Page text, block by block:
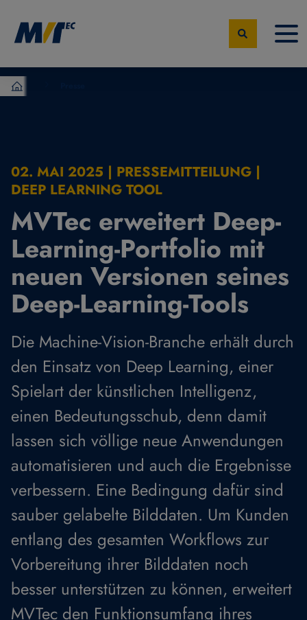
MVTec Software – Experten der industrielle
02. MAI 2025 | PRESSEMITTEILUNG |
DEEP LEARNING TOOL
MVTec erweitert Deep-
Learning-Portfolio mit
neuen Versionen seines
Deep-Learning-Tools
Die Machine-Vision-Branche erhält durch
den Einsatz von Deep Learning, einer
Spielart der künstlichen Intelligenz,
einen Bedeutungsschub, denn damit
lassen sich völlige neue Anwendungen
automatisieren und auch die Ergebnisse
verbessern. Eine Bedingung dafür sind
sauber gelabelte Bilddaten. Um Kunden
entlang des gesamten Workflows zur
Vorbereitung ihrer Bilddaten noch
besser unterstützen zu können, erweitert
MVTec den Funktionsumfang ihres